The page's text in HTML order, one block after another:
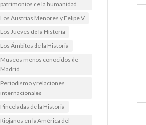
patrimonios de la humanidad
Los Austrias Menores y Felipe V
Los Jueves de la Historia
Los Ámbitos de la Historia
Museos menos conocidos de
Madrid
Periodismo y relaciones
internacionales
Pinceladas de la Historia
Riojanos en la América del